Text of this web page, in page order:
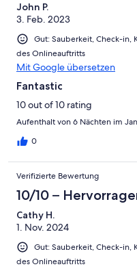
John P.
3. Feb. 2023
Gut: Sauberkeit, Check-in,
des Onlineauftritts
Mit Google übersetzen
Fantastic
10 out of 10 rating
Aufenthalt von 6 Nächten im
0
Verifizierte Bewertung
10/10 –
Cathy H.
1. Nov. 2024
Gut: Sauberkeit, Check-in,
des Onlineauftritts